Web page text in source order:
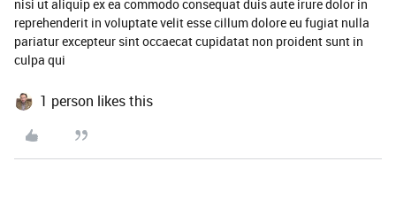
nisi ut aliquip ex ea commodo consequat duis aute irure dolor in
reprehenderit in voluptate velit esse cillum dolore eu fugiat nulla
pariatur excepteur sint occaecat cupidatat non proident sunt in
culpa qui
1 person likes this